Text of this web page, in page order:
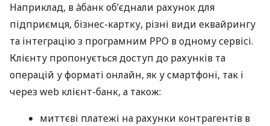
Наприклад, в àбанк об’єднали рахунок для
підприємця, бізнес-картку, різні види еквайрингу
та інтеграцію з програмним РРО в одному сервісі.
Клієнту пропонується доступ до рахунків та
операцій у форматі онлайн, як у смартфоні, так і
через web клієнт-банк, а також:
миттєві платежі на рахунки контрагентів в